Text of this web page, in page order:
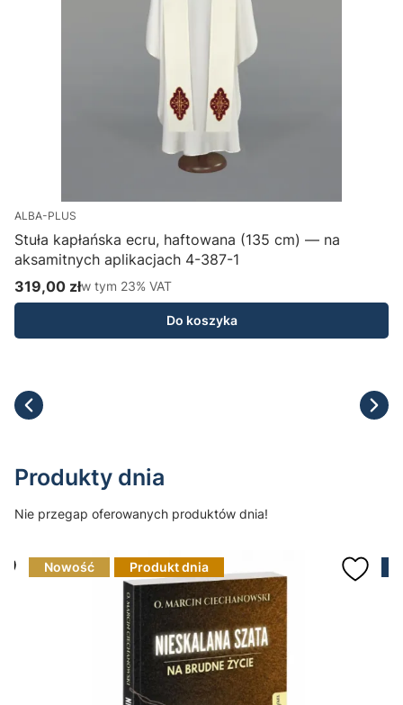
ALBA-PLUS
Stuła kapłańska ecru, haftowana (135 cm) — na
aksamitnych aplikacjach 4-387-1
Cena brutto
319,00 złw tym %s VAT
w tym 23% VAT
Do koszyka
Produkty dnia
Nie przegap oferowanych produktów dnia!
Nowość Produkt dnia